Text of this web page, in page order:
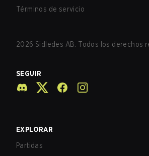
Términos de servicio
2026 Sidledes AB. Todos los derechos
SEGUIR
EXPLORAR
Partidas